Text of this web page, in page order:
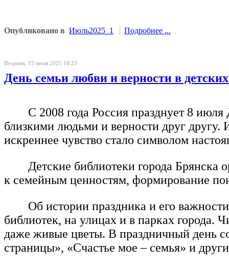
Опубликовано в Июль2025_1 Подробнее ...
Вторник, 15 июля 2025 18:23
День семьи любви и верности в
С 2008 года Россия празднует 8
близкими людьми и верности друг другу.
искреннее чувство стало символом
Детские библиотеки города Брянска
к семейным ценностям, формирование
Об истории праздника и его
библиотек, на улицах и в парках города.
даже живые цветы. В праздничный день
страницы», «Счастье мое – семья» и